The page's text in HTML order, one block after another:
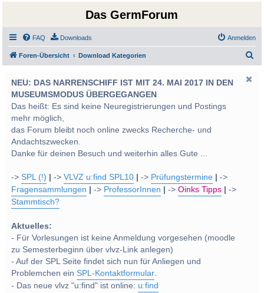
Das GermForum
FAQ Downloads Anmelden
Foren-Übersicht Download Kategorien
NEU: DAS NARRENSCHIFF IST MIT 24. MAI 2017 IN DEN
MUSEUMSMODUS ÜBERGEGANGEN
Das heißt: Es sind keine Neuregistrierungen und Postings
mehr möglich,
das Forum bleibt noch online zwecks Recherche- und
Andachtszwecken.
Danke für deinen Besuch und weiterhin alles Gute ...
->SPL (!) ->VLVZ u:find SPL10 -> Prüfungstermine
->
Fragensammlungen
-> ProfessorInnen ->Oinks Tipps
->
Stammtisch?
Aktuelles:
- Für Vorlesungen ist keine Anmeldung vorgesehen (moodle
zu Semesterbeginn über vlvz-Link anlegen)
- Auf der SPL Seite findet sich nun für Anliegen und
Problemchen einSPL-Kontaktformular.
- Das neue vlvz "u:find" ist online: u:find